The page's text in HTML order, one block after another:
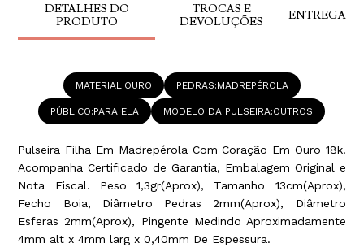
DETALHES DO
PRODUTO
TROCAS E
DEVOLUÇÕES
ENTREGA
Pulseira Filha Em Madrepérola Com Coração Em Ouro 18k.
Acompanha Certificado de Garantia, Embalagem Original e
Nota Fiscal. Peso 1,3gr(Aprox), Tamanho 13cm(Aprox),
Fecho Boia, Diâmetro Pedras 2mm(Aprox), Diâmetro
Esferas 2mm(Aprox), Pingente Medindo Aproximadamente
4mm alt x 4mm larg x 0,40mm De Espessura.
MATERIAL OURO PEDRAS MADREPÉROLA
PÚBLICO PARA ELA MODELO DA PULSEIRA OUTROS